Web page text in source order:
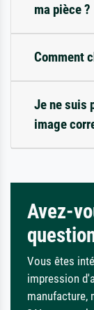
ma pièce ?
Comment
Je ne suis
image
Avez-
Vous êtes
impression
manufacture,